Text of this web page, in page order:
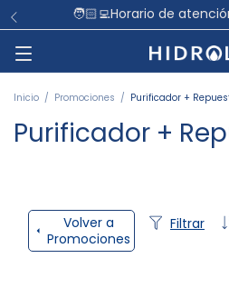
🧑🏻‍💻Horario de
Inicio / Promociones / Purificador +
Purificador +
Volver a
Promociones
Filtrar